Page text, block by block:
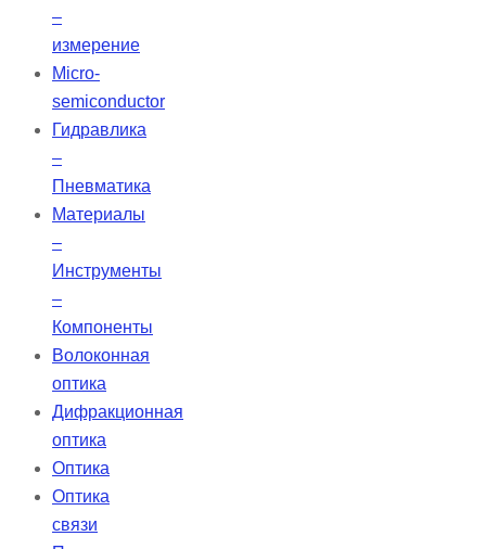
–
измерение
Micro-
semiconductor
Гидравлика
–
Пневматика
Материалы
–
Инструменты
–
Компоненты
Волоконная
оптика
Дифракционная
оптика
Оптика
Оптика
связи